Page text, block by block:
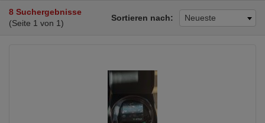
8 Suchergebnisse
(Seite 1 von 1)
Sortieren nach: Neueste